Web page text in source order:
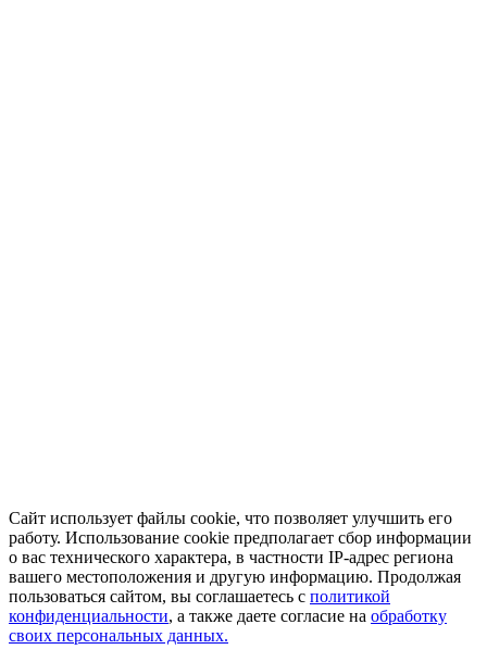
Сайт использует файлы cookie, что позволяет улучшить его
работу. Использование cookie предполагает сбор информации
о вас технического характера, в частности IP-адрес региона
вашего местоположения и другую информацию. Продолжая
пользоваться сайтом, вы соглашаетесь с политикой
конфиденциальности, а также даете согласие на обработку
своих персональных данных.